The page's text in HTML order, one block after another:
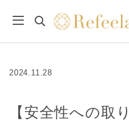
2024.11.28
【安全性への取